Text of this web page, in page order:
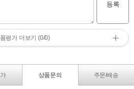
등록
평가 더보기 (0/0)
상품문의 주문/배송